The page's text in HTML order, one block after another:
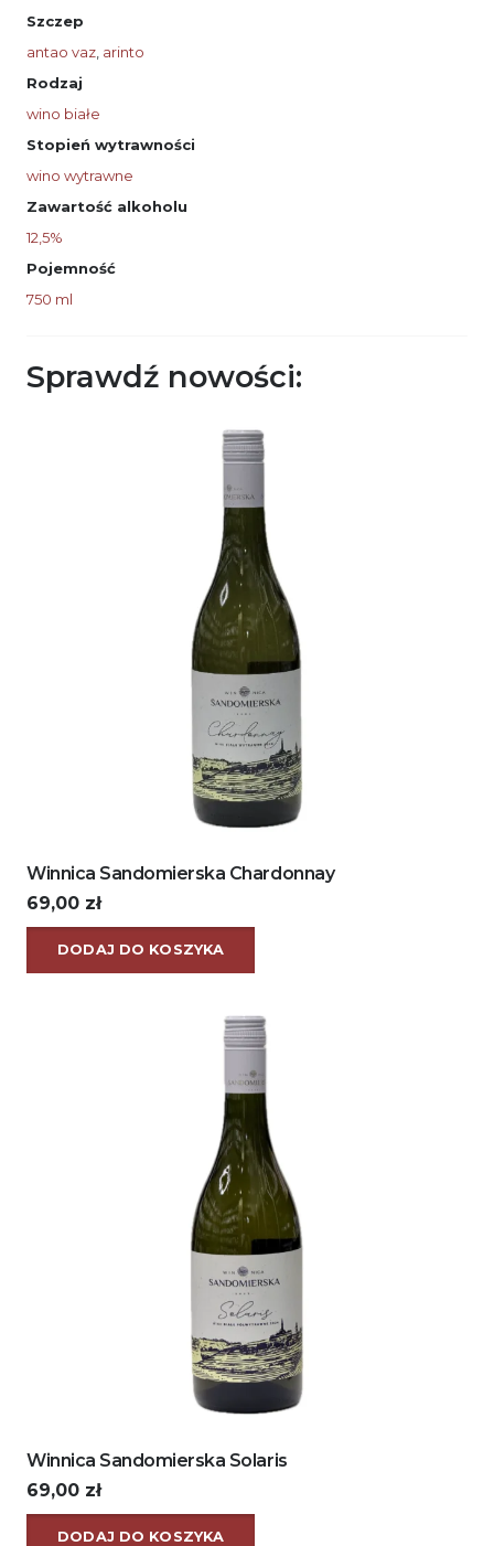
Szczep
antao vaz arinto
Rodzaj
wino białe
Stopień wytrawności
wino wytrawne
Zawartość alkoholu
12,5%
Pojemność
750 ml
Sprawdź nowości:
Winnica Sandomierska Chardonnay
69,00 zł
DODAJ DO KOSZYKA
Winnica Sandomierska Solaris
69,00 zł
DODAJ DO KOSZYKA